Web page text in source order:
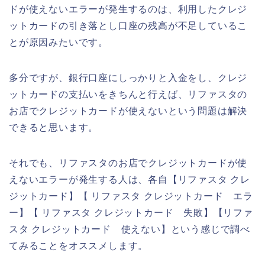
ドが使えないエラーが発生するのは、利用したクレジ
ットカードの引き落とし口座の残高が不足しているこ
とが原因みたいです。
多分ですが、銀行口座にしっかりと入金をし、クレジ
ットカードの支払いをきちんと行えば、リファスタの
お店でクレジットカードが使えないという問題は解決
できると思います。
それでも、リファスタのお店でクレジットカードが使
えないエラーが発生する人は、各自【リファスタ クレ
ジットカード】【 リファスタ クレジットカード エラ
ー】【 リファスタ クレジットカード 失敗】【リファ
スタ クレジットカード 使えない】という感じで調べ
てみることをオススメします。